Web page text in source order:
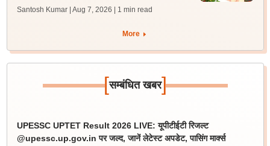
Santosh Kumar | Aug 7, 2026 | 1 min read
More
[सम्बंधित खबर]
UPESSC UPTET Result 2026 LIVE: यूपीटीईटी रिजल्ट
@upessc.up.gov.in पर जल्द, जानें लेटेस्ट अपडेट, पासिंग मार्क्स